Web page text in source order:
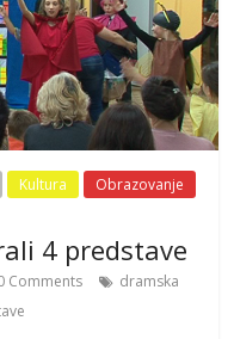
Kultura Obrazovanje
4 predstave
Comments
dramska